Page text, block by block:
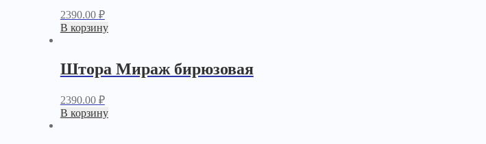
2390.00 ₽
В корзину
Штора Мираж бирюзовая
2390.00 ₽
В корзину